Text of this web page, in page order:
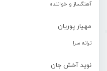
آهنگساز و خواننده
مهیار پوریان
ترانه سرا
نوید آخش جان